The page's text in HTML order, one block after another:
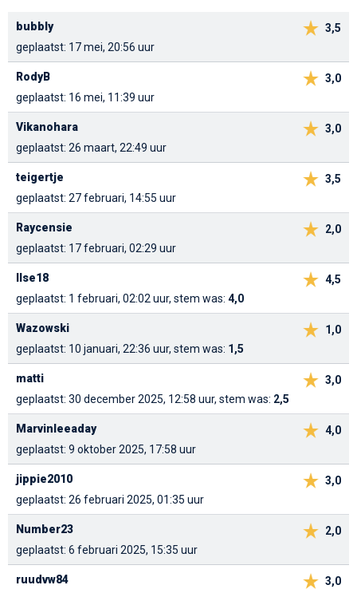
3,5
bubbly
geplaatst: 17 mei, 20:56 uur
3,0
RodyB
geplaatst: 16 mei, 11:39 uur
3,0
Vikanohara
geplaatst: 26 maart, 22:49 uur
3,5
teigertje
geplaatst: 27 februari, 14:55 uur
2,0
Raycensie
geplaatst: 17 februari, 02:29 uur
4,5
Ilse18
geplaatst: 1 februari, 02:02 uur, stem was: 4,0
1,0
Wazowski
geplaatst: 10 januari, 22:36 uur, stem was: 1,5
3,0
matti
geplaatst: 30 december 2025, 12:58 uur, stem was: 2,5
4,0
Marvinleeaday
geplaatst: 9 oktober 2025, 17:58 uur
3,0
jippie2010
geplaatst: 26 februari 2025, 01:35 uur
2,0
Number23
geplaatst: 6 februari 2025, 15:35 uur
3,0
ruudvw84